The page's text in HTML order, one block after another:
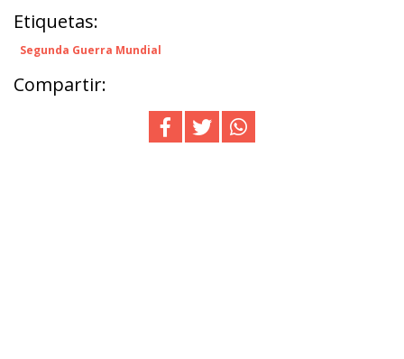
Etiquetas:
Segunda Guerra Mundial
Compartir: